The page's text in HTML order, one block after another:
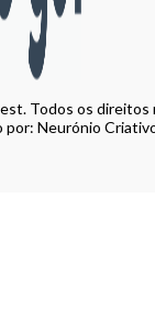
Todos os direitos
por: Neurónio